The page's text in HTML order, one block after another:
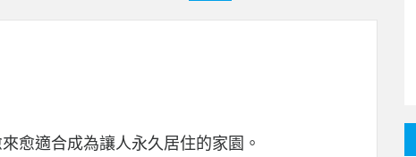
愈適合成為讓人永久居住的家園。